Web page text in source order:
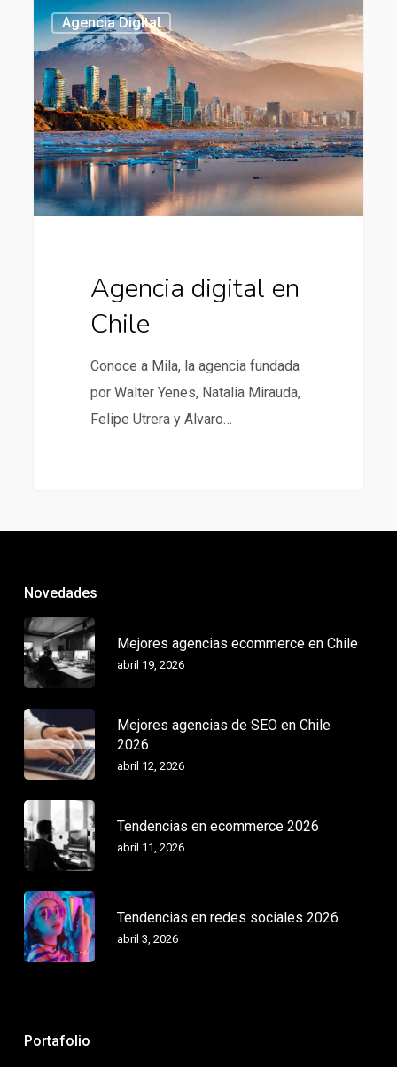
Agencia
digital
en
Chile
Agencia Digital
Agencia digital en
Chile
Conoce a Mila, la agencia fundada
por Walter Yenes, Natalia Mirauda,
Felipe Utrera y Alvaro…
437
Novedades
Mejores agencias ecommerce en Chile
abril 19, 2026
Mejores agencias de SEO en Chile
2026
abril 12, 2026
Tendencias en ecommerce 2026
abril 11, 2026
Tendencias en redes sociales 2026
abril 3, 2026
Portafolio